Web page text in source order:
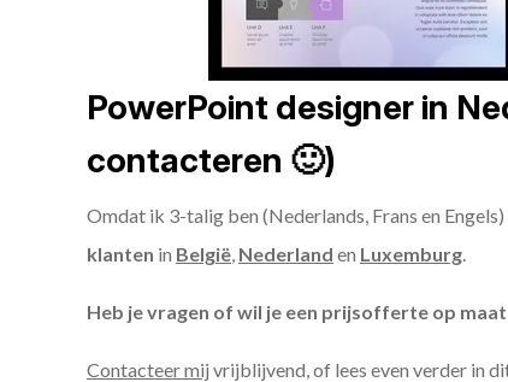
PowerPoint designer in
contacteren 🙂)
Omdat ik 3-talig ben (Nederlands, Frans en
klanten in België, Nederland en Luxemburg.
Heb je vragen of wil je een prijsofferte op
Contacteer mij vrijblijvend, of lees even verder in